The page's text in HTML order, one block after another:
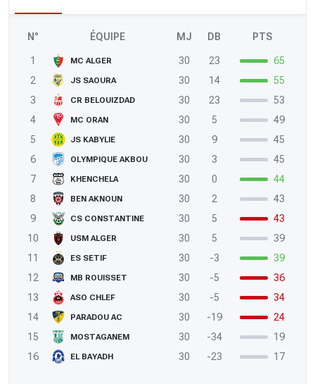
N° ÉQUIPE MJ DB PTS
1 MC ALGER 30 23
65
2
JS SAOURA 30 14
55
3
CR BELOUIZDAD 30 23
53
4
MC ORAN 30 5
49
5
JS KABYLIE 30 9
45
6
OLYMPIQUE AKBOU 30 3
45
7
KHENCHELA 30 0
44
8
BEN AKNOUN 30 2
43
9
CS CONSTANTINE 30 5
43
10
USM ALGER 30 5
39
11
ES SETIF 30 -3
39
12
MB ROUISSET 30 -5
36
13
ASO CHLEF 30 -5
34
14
PARADOU AC 30 -19
24
15
MOSTAGANEM 30 -34
19
16
EL BAYADH 30 -23 17